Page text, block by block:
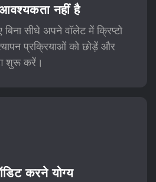
नहीं है
सीधे अपने वॉलेट में क्रिप्टो
प्रक्रियाओं को छोड़ें और
शुरू करें।
करने योग्य